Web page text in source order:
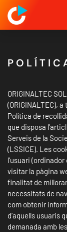
ORIGINALTEC
(ORIGINALTEC),
Política de
que disposa
Serveis de la
(LSSICE). Les
l’usuari
visitar la pàgina
finalitat de
necessitats de
com obtenir
d’aquells usuaris
demanada amb